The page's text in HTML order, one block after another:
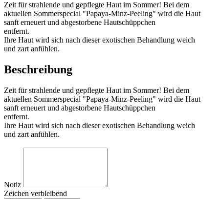
Zeit für strahlende und gepflegte Haut im Sommer! Bei dem
aktuellen Sommerspecial "Papaya-Minz-Peeling" wird die Haut
sanft erneuert und abgestorbene Hautschüppchen
entfernt.
Ihre Haut wird sich nach dieser exotischen Behandlung weich
und zart anfühlen.
Beschreibung
Zeit für strahlende und gepflegte Haut im Sommer! Bei dem
aktuellen Sommerspecial "Papaya-Minz-Peeling" wird die Haut
sanft erneuert und abgestorbene Hautschüppchen
entfernt.
Ihre Haut wird sich nach dieser exotischen Behandlung weich
und zart anfühlen.
Notiz
Zeichen verbleibend